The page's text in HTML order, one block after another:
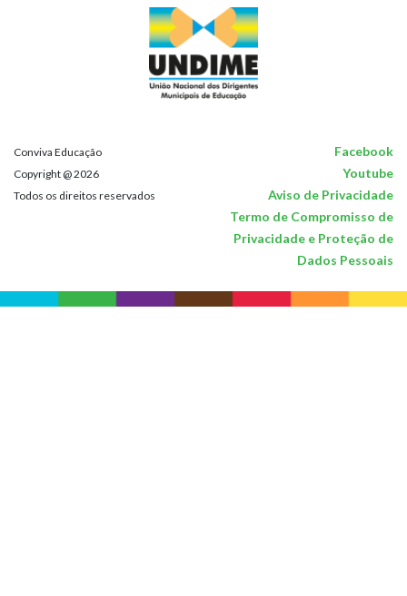
Conviva Educação Facebook
Copyright @ 2026 Youtube
Todos os direitos reservados
Aviso de Privacidade
Termo de Compromisso de
Privacidade e Proteção de
Dados Pessoais